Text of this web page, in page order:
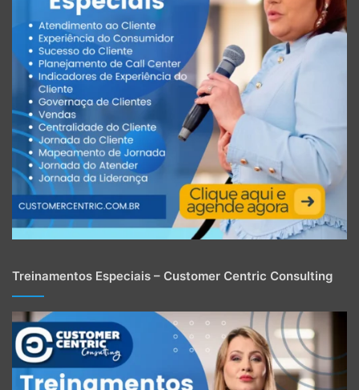
Treinamentos Especiais – Customer Centric Consulting